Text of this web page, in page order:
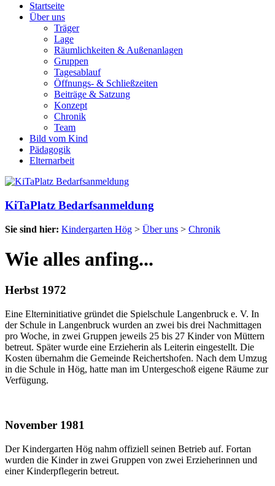
Startseite
Über uns
Träger
Lage
Räumlichkeiten & Außenanlagen
Gruppen
Tagesablauf
Öffnungs- & Schließzeiten
Beiträge & Satzung
Konzept
Chronik
Team
Bild vom Kind
Pädagogik
Elternarbeit
KiTaPlatz Bedarfsanmeldung
Sie sind hier: Kindergarten Hög > Über uns > Chronik
Wie alles anfing...
Herbst 1972
Eine Elterninitiative gründet die Spielschule Langenbruck e. V. In
der Schule in Langenbruck wurden an zwei bis drei Nachmittagen
pro Woche, in zwei Gruppen jeweils 25 bis 27 Kinder von Müttern
betreut. Später wurde eine Erzieherin als Leiterin eingestellt. Die
Kosten übernahm die Gemeinde Reichertshofen. Nach dem Umzug
in die Schule in Hög, hatte man im Untergeschoß eigene Räume zur
Verfügung.
November 1981
Der Kindergarten Hög nahm offiziell seinen Betrieb auf. Fortan
wurden die Kinder in zwei Gruppen von zwei Erzieherinnen und
einer Kinderpflegerin betreut.